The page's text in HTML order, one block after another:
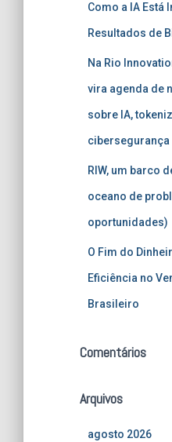
Como a IA Está
Resultados de
Na Rio
vira agenda de
sobre IA,
cibersegurança
RIW, um barco
oceano de
oportunidades)
O Fim do
Eficiência no
Brasileiro
Comentários
Arquivos
agosto 2026